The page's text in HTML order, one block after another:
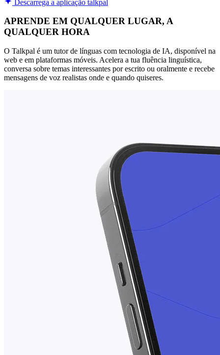
Descarrega a aplicação talkpal
APRENDE EM QUALQUER LUGAR, A
QUALQUER HORA
O Talkpal é um tutor de línguas com tecnologia de IA, disponível na
web e em plataformas móveis. Acelera a tua fluência linguística,
conversa sobre temas interessantes por escrito ou oralmente e recebe
mensagens de voz realistas onde e quando quiseres.